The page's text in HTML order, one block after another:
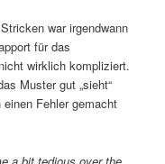
war irgendwann
für das
wirklich kompliziert.
Muster gut „sieht“
Fehler gemacht
a bit tedious over the